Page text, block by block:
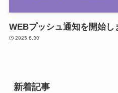
WEBプッシュ通知を開始し
2025.6.30
新着記事